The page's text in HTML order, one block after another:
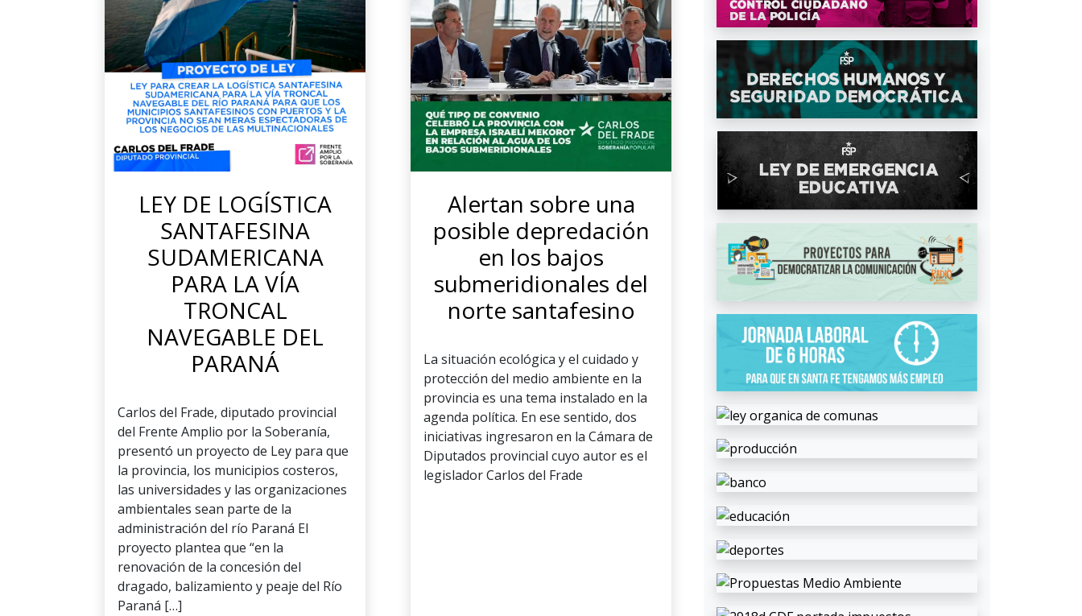
LEY DE LOGÍSTICA
SANTAFESINA
SUDAMERICANA
PARA LA VÍA
TRONCAL
NAVEGABLE DEL
PARANÁ
Carlos del Frade, diputado provincial
del Frente Amplio por la Soberanía,
presentó un proyecto de Ley para que
la provincia, los municipios costeros,
las universidades y las organizaciones
ambientales sean parte de la
administración del río Paraná El
proyecto plantea que “en la
renovación de la concesión del
dragado, balizamiento y peaje del Río
Paraná […]
Alertan sobre una
posible depredación
en los bajos
submeridionales del
norte santafesino
La situación ecológica y el cuidado y
protección del medio ambiente en la
provincia es una tema instalado en la
agenda política. En ese sentido, dos
iniciativas ingresaron en la Cámara de
Diputados provincial cuyo autor es el
legislador Carlos del Frade